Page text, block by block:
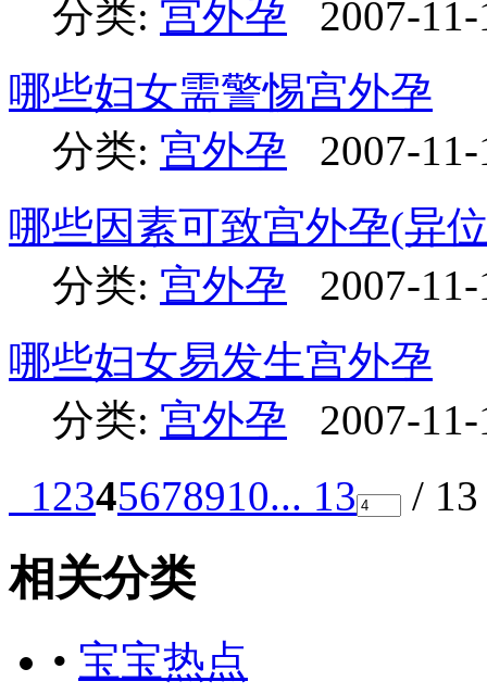
分类: 宫外孕
2007-
哪些妇女需警惕宫外孕
分类: 宫外孕
2007-
哪些因素可致宫外孕(异
分类: 宫外孕
2007-
哪些妇女易发生宫外孕
分类: 宫外孕
2007-
12345678910... 13 /
相关分类
• 宝宝热点